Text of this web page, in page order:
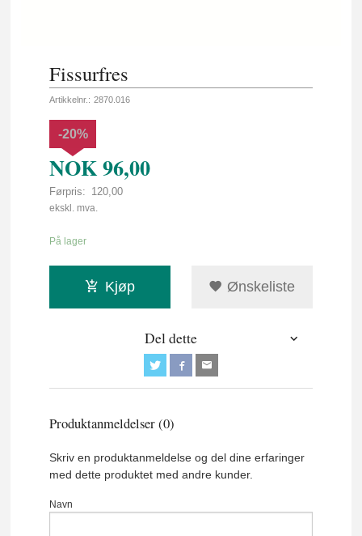
Fissurfres
Artikkelnr.: 2870.016
NOK96,00
Førpris: 120,00
Rabatt
-20%
ekskl. mva.
På lager
Kjøp Ønskeliste
Del dette
Produktanmeldelser (0)
Skriv en produktanmeldelse og del dine erfaringer
med dette produktet med andre kunder.
Navn